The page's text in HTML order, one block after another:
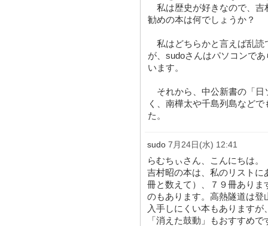
私は歴史が好きなので、吉
勧めの本は何でしょうか？
私はどちらかと言えば乱読
が、sudoさんはパソコンで
います。
それから、中公新書の「日
く、南樺太や千島列島など
た。
sudo 7月24日(水) 12:41
らむちぃさん、こんにちは。
吉村昭の本は、私のリスト
冊と数えて）、７９冊あり
のもあります。高熱隧道は
入手しにくい本もあります
「消えた鼓動」もおすすめで